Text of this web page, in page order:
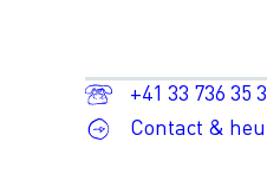
+41 33 736 35
Contact &